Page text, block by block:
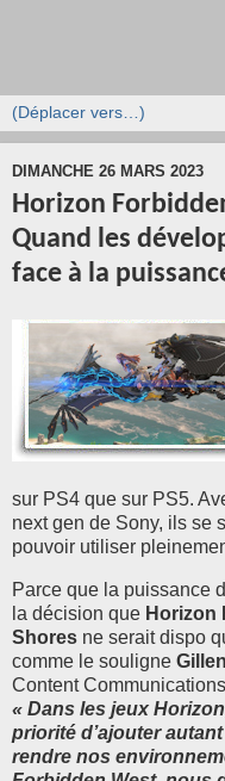
DIMANCHE 26 MARS 2023
Horizon
Quand les
face à la
sur PS4 que sur PS5.
next gen de Sony, ils se
pouvoir utiliser
Parce que la puissance
la décision que Horizon
Shores ne serait dispo
comme le souligne
Content
« Dans les jeux
priorité d’ajouter
rendre nos